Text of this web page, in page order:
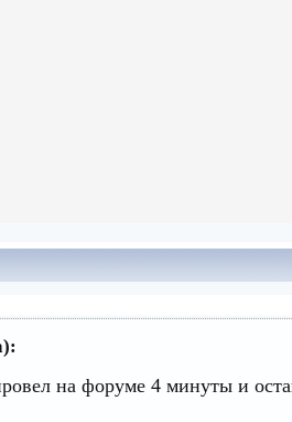
на форуме 4 минуты и